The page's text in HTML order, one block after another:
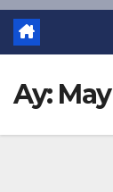
Ay: